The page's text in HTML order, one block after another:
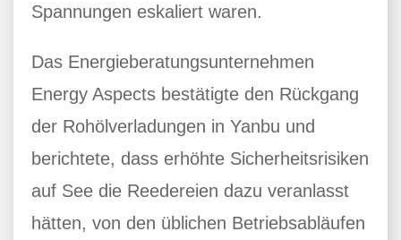
Spannungen eskaliert waren.
Das Energieberatungsunternehmen
Energy Aspects bestätigte den Rückgang
der Rohölverladungen in Yanbu und
berichtete, dass erhöhte Sicherheitsrisiken
auf See die Reedereien dazu veranlasst
hätten, von den üblichen Betriebsabläufen